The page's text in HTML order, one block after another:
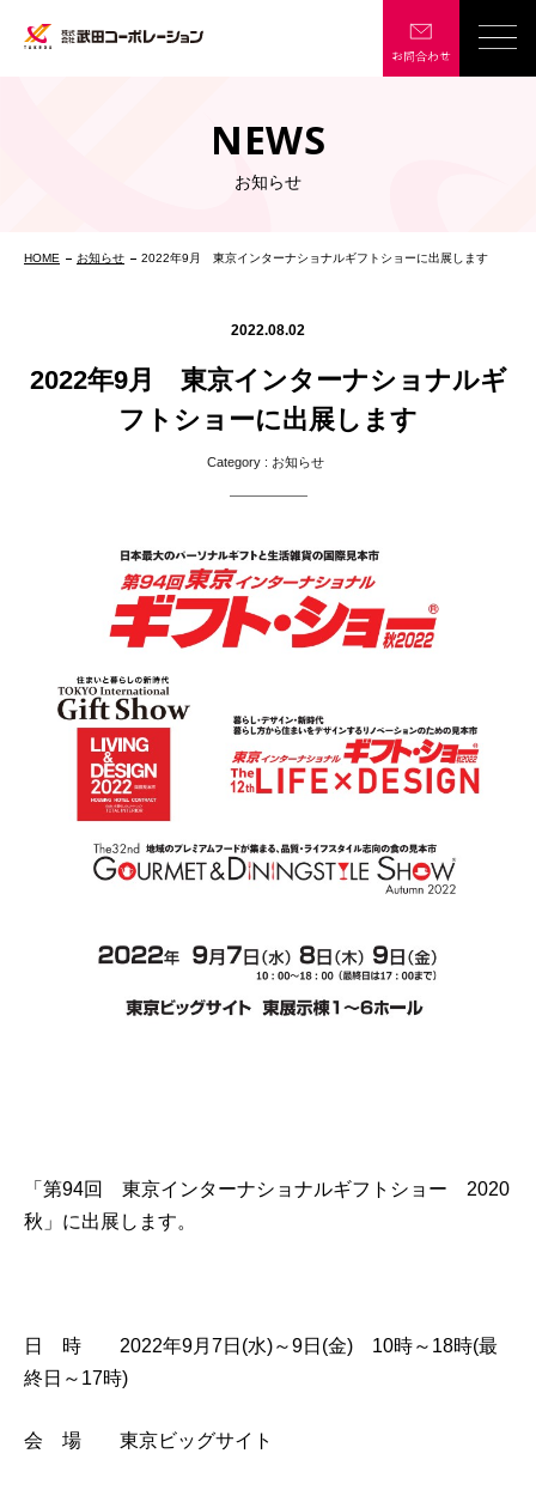
NEWS
お知らせ
HOME お知らせ 2022年9月 東京インターナショナルギフトショーに出展します
2022.08.02
2022年9月 東京インターナショナルギ
フトショーに出展します
Category : お知らせ
「第94回 東京インターナショナルギフトショー 2020
秋」に出展します。
日 時 2022年9月7日(水)～9日(金) 10時～18時(最
終日～17時)
会 場 東京ビッグサイト